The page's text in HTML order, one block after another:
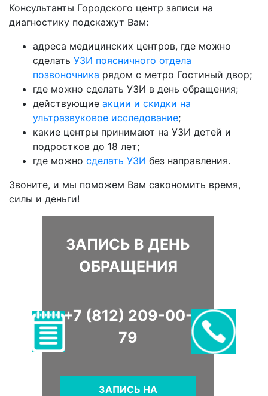
Консультанты Городского центр записи на
диагностику подскажут Вам:
адреса медицинских центров, где можно
сделать УЗИ поясничного отдела
позвоночника рядом с метро Гостиный двор;
где можно сделать УЗИ в день обращения;
действующие акции и скидки на
ультразвуковое исследование;
какие центры принимают на УЗИ детей и
подростков до 18 лет;
где можно сделать УЗИ без направления.
Звоните, и мы поможем Вам сэкономить время,
силы и деньги!
ЗАПИСЬ В ДЕНЬ
ОБРАЩЕНИЯ
+7 (812) 209-00-
79
ЗАПИСЬ НА